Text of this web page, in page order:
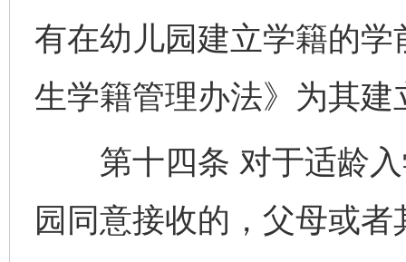
有在幼儿园建立学籍的
生学籍管理办法》为其建
第十四条 对于适龄入
园同意接收的，父母或